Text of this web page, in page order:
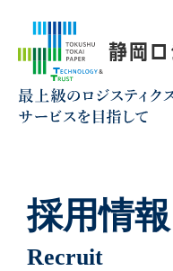
採用情報
Recruit